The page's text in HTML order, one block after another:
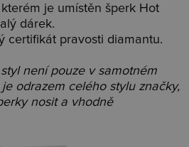
je umístěn šperk Hot
dárek.
certifikát pravosti diamantu.
není pouze v samotném
odrazem celého stylu značky,
nosit a vhodně